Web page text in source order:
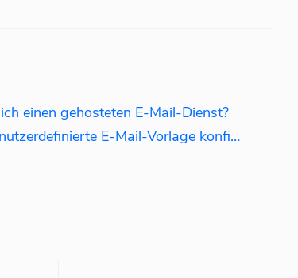
einen gehosteten E-Mail-Dienst?
Wie man eine benutzerdefinierte E-Mail-Vorlage konfiguriert